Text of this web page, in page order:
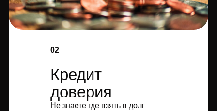
02
Кредит
доверия
Не знаете где взять в долг